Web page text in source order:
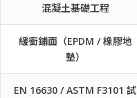
混凝土基礎工程
緩衝鋪面（EPDM / 橡膠地
墊）
EN 16630 / ASTM F3101 試